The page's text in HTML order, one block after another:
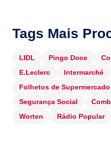
Tags Mais
LIDL Pingo Doce
E.Leclerc
Intermarché
Folhetos de Supermercado
Segurança Social
Worten
Rádio Popular